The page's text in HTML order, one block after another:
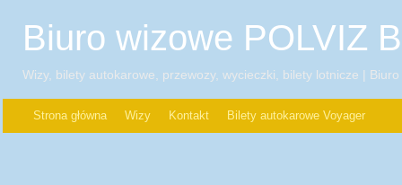
Biuro wizowe POLVIZ
Wizy, bilety autokarowe, przewozy, wycieczki, bilety lotnicze |
Strona główna Wizy Kontakt Bilety autokarowe Voyager